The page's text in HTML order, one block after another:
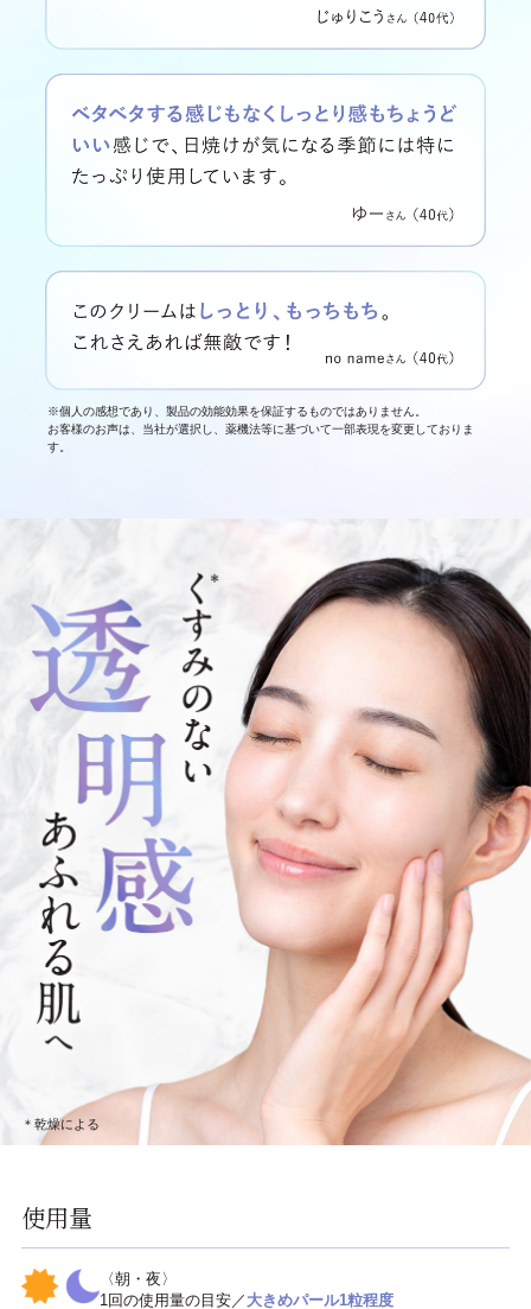
※個人の感想であり、製品の効能効果を保証するものではありません。
お客様のお声は、当社が選択し、薬機法等に基づいて一部表現を変更しておりま
す。
＊乾燥による
使用量
〈朝・夜〉
1回の使用量の目安／ 大きめパール1粒程度